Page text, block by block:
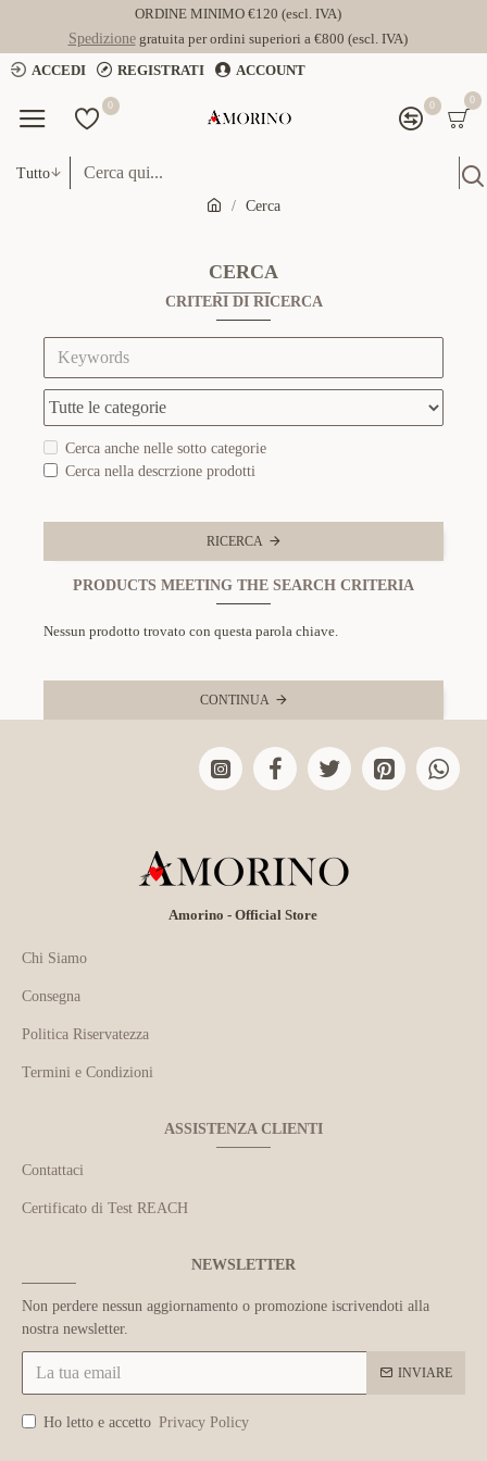
ORDINE MINIMO €120 (escl. IVA)
Spedizionegratuita per ordini superiori a €800 (escl. IVA)
ACCEDI
REGISTRATI ACCOUNT
0 0 0
Tutto
Cerca
CERCA
CRITERI DI RICERCA
Cerca anche nelle sotto categorie
Cerca nella descrzione prodotti
RICERCA
PRODUCTS MEETING THE SEARCH CRITERIA
Nessun prodotto trovato con questa parola chiave.
CONTINUA
Amorino - Official Store
Chi Siamo
Consegna
Politica Riservatezza
Termini e Condizioni
ASSISTENZA CLIENTI
Contattaci
Certificato di Test REACH
NEWSLETTER
Non perdere nessun aggiornamento o promozione iscrivendoti alla
nostra newsletter.
INVIARE
Ho letto e accetto Privacy Policy